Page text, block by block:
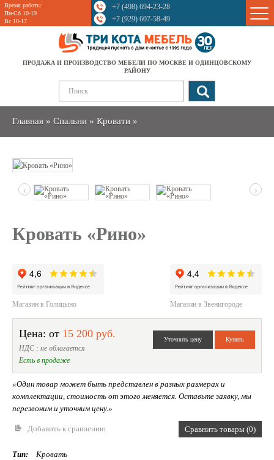
Время работы:
Пн-Сб 10-19
Вс 10-17
+7 (498) 694-23-28
+7 (929) 607-58-49
ПРОДАЖА И ПРОИЗВОДСТВО МЕБЕЛИ ПО МОСКВЕ И ОДИНЦОВСКОМУ
РАЙОНУ
Главная » Спальни » Кровати »
Sale
‹ ›
Кровать «Рино»
Магазин в Голицыно Магазин в Звенигороде
Цена: от 15 200 руб.
НДС : не облагается
Есть в продаже
«Один товар может быть представлен в разных размерах и
комплектации, стоимость от этого меняется. Оставьте заявку, мы
перезвоним и уточним цену.»
Добавить к сравнению Сравнить товары (0)
Тип:
Кровать